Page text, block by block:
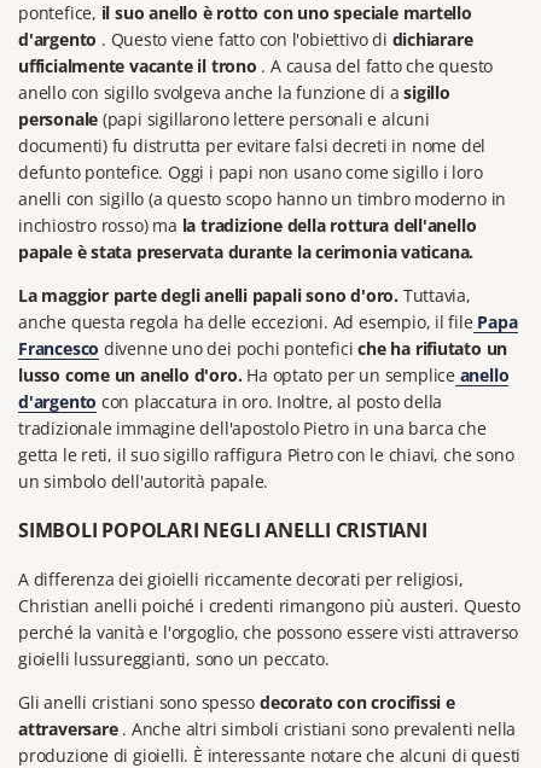
pontefice, il suo anello è rotto con uno speciale martello
d'argento . Questo viene fatto con l'obiettivo di dichiarare
ufficialmente vacante il trono . A causa del fatto che questo
anello con sigillo svolgeva anche la funzione di a sigillo
personale (papi sigillarono lettere personali e alcuni
documenti) fu distrutta per evitare falsi decreti in nome del
defunto pontefice. Oggi i papi non usano come sigillo i loro
anelli con sigillo (a questo scopo hanno un timbro moderno in
inchiostro rosso) ma la tradizione della rottura dell'anello
papale è stata preservata durante la cerimonia vaticana.
La maggior parte degli anelli papali sono d'oro.Tuttavia,
anche questa regola ha delle eccezioni. Ad esempio, il filePapa
Francesco divenne uno dei pochi pontefici che ha rifiutato un
lusso come un anello d'oro.Ha optato per un sempliceanello
d'argento con placcatura in oro. Inoltre, al posto della
tradizionale immagine dell'apostolo Pietro in una barca che
getta le reti, il suo sigillo raffigura Pietro con le chiavi, che sono
un simbolo dell'autorità papale.
SIMBOLI POPOLARI NEGLI ANELLI CRISTIANI
A differenza dei gioielli riccamente decorati per religiosi,
Christian anelli poiché i credenti rimangono più austeri. Questo
perché la vanità e l'orgoglio, che possono essere visti attraverso
gioielli lussureggianti, sono un peccato.
Gli anelli cristiani sono spesso decorato con crocifissi e
attraversare. Anche altri simboli cristiani sono prevalenti nella
produzione di gioielli. È interessante notare che alcuni di questi